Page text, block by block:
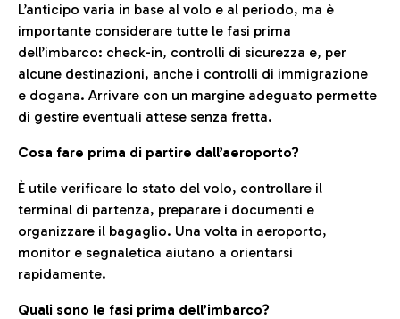
L’anticipo varia in base al volo e al periodo, ma è
importante considerare tutte le fasi prima
dell’imbarco: check-in, controlli di sicurezza e, per
alcune destinazioni, anche i controlli di immigrazione
e dogana. Arrivare con un margine adeguato permette
di gestire eventuali attese senza fretta.
Cosa fare prima di partire dall’aeroporto?
È utile verificare lo stato del volo, controllare il
terminal di partenza, preparare i documenti e
organizzare il bagaglio. Una volta in aeroporto,
monitor e segnaletica aiutano a orientarsi
rapidamente.
Quali sono le fasi prima dell’imbarco?